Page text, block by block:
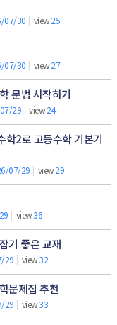
07/30 | view25
07/30 | view27
문법 시작하기
29 | view24
학2로 고등수학 기본기
07/29 | view29
| view36
기 좋은 교재
29 | view32
문제집 추천
29 | view33